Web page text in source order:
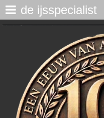
nieuws
lunchroom
de ijsspecialist